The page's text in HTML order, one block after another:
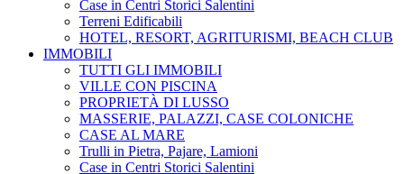
Case in Centri Storici Salentini
Terreni Edificabili
HOTEL, RESORT, AGRITURISMI, BEACH CLUB
IMMOBILI
TUTTI GLI IMMOBILI
VILLE CON PISCINA
PROPRIETÀ DI LUSSO
MASSERIE, PALAZZI, CASE COLONICHE
CASE AL MARE
Trulli in Pietra, Pajare, Lamioni
Case in Centri Storici Salentini